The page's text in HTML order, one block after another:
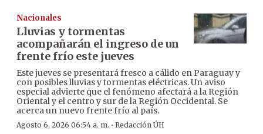
Nacionales
Lluvias y tormentas
acompañarán el ingreso de un
frente frío este jueves
Este jueves se presentará fresco a cálido en Paraguay y
con posibles lluvias y tormentas eléctricas. Un aviso
especial advierte que el fenómeno afectará a la Región
Oriental y el centro y sur de la Región Occidental. Se
acerca un nuevo frente frío al país.
Agosto 6, 2026 06:54 a. m. · Redacción ÚH